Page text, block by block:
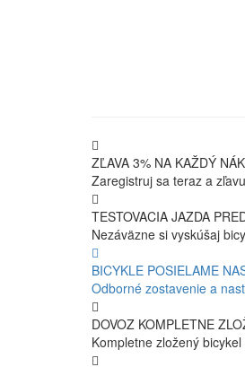
ZĽAVA 3% NA KAŽDÝ
Zaregistruj sa teraz a
TESTOVACIA JAZDA
Nezáväzne si vyskúšaj
BICYKLE POSIELAME
Odborné zostavenie a
DOVOZ KOMPLETNE
Kompletne zložený